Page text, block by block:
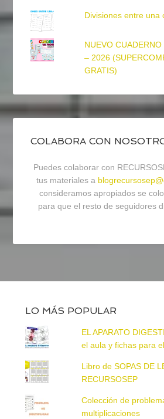
Divisiones entre una
NUEVO
– 2026
GRATIS)
COLABORA CON
Puedes colaborar con
tus materiales a
consideramos apropiados se
para que el resto de seguidores
LO MÁS POPULAR
EL APARATO
el aula y fichas para
Libro de SOPAS DE
RECURSOSEP
Colección de
multiplicaciones